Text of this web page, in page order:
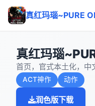
真红玛瑙~PURE
真红玛瑙
首页，官式本土化，中
ACT神作 动作
润色版下载